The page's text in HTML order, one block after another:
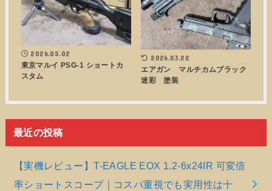
2026.05.02
東京マルイ PSG-1 ショートカ
スタム
2026.03.22
エアガン マルチカムブラック
迷彩 塗装
最近の投稿
【実機レビュー】T-EAGLE EOX 1.2-6x24IR 可変倍
率ショートスコープ｜コスパ重視でも実用性は十